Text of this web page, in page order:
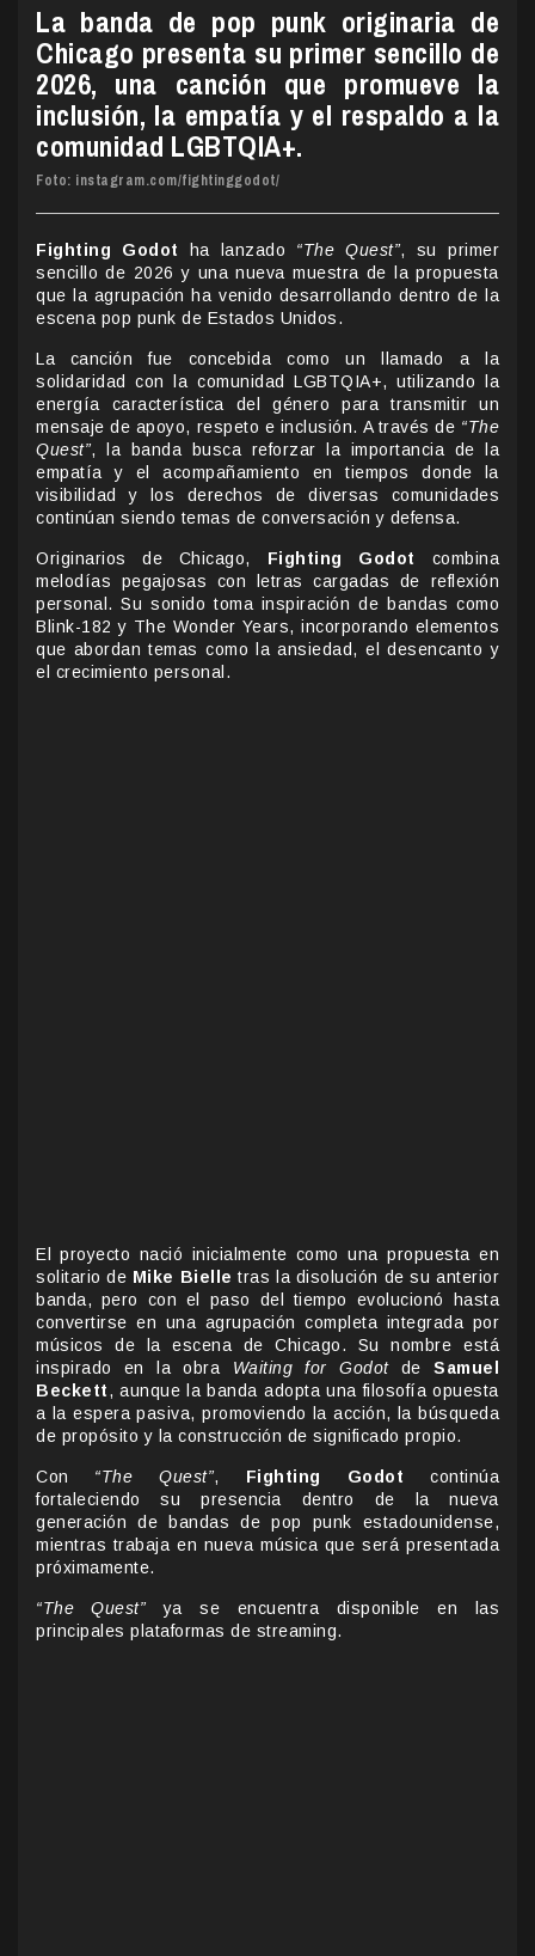
La banda de pop punk originaria de
Chicago presenta su primer sencillo de
2026, una canción que promueve la
inclusión, la empatía y el respaldo a la
comunidad LGBTQIA+.
Foto: instagram.com/fightinggodot/
Fighting Godot ha lanzado “The Quest”, su primer
sencillo de 2026 y una nueva muestra de la propuesta
que la agrupación ha venido desarrollando dentro de la
escena pop punk de Estados Unidos.
La canción fue concebida como un llamado a la
solidaridad con la comunidad LGBTQIA+, utilizando la
energía característica del género para transmitir un
mensaje de apoyo, respeto e inclusión. A través de “The
Quest”, la banda busca reforzar la importancia de la
empatía y el acompañamiento en tiempos donde la
visibilidad y los derechos de diversas comunidades
continúan siendo temas de conversación y defensa.
Originarios de Chicago, Fighting Godot
combina
melodías pegajosas con letras cargadas de reflexión
personal. Su sonido toma inspiración de bandas como
Blink-182 y The Wonder Years, incorporando elementos
que abordan temas como la ansiedad, el desencanto y
el crecimiento personal.
El proyecto nació inicialmente como una propuesta en
solitario de Mike Bielle tras la disolución de su anterior
banda, pero con el paso del tiempo evolucionó hasta
convertirse en una agrupación completa integrada por
músicos de la escena de Chicago. Su nombre está
inspirado en la obra Waiting for Godotde Samuel
Beckett, aunque la banda adopta una filosofía opuesta
a la espera pasiva, promoviendo la acción, la búsqueda
de propósito y la construcción de significado propio.
Con “The Quest”, Fighting Godot continúa
fortaleciendo su presencia dentro de la nueva
generación de bandas de pop punk estadounidense,
mientras trabaja en nueva música que será presentada
próximamente.
“The Quest” ya se encuentra disponible en las
principales plataformas de streaming.